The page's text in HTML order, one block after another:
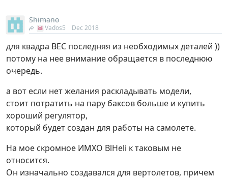
Shimano
Vados5 Dec 2018
для квадра ВЕС последняя из необходимых деталей ))
потому на нее внимание обращается в последнюю
очередь.
а вот если нет желания раскладывать модели,
стоит потратить на пару баксов больше и купить
хороший регулятор,
который будет создан для работы на самолете.
На мое скромное ИМХО BlHeli к таковым не
относится.
Он изначально создавался для вертолетов, причем